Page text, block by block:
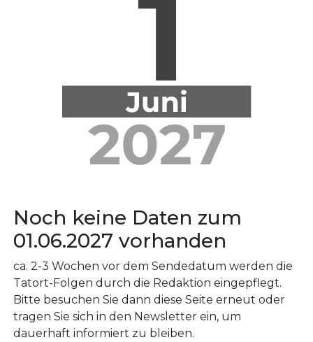
Noch keine Daten zum
01.06.2027 vorhanden
ca. 2-3 Wochen vor dem Sendedatum werden die
Tatort-Folgen durch die Redaktion eingepflegt.
Bitte besuchen Sie dann diese Seite erneut oder
tragen Sie sich in den Newsletter ein, um
dauerhaft informiert zu bleiben.